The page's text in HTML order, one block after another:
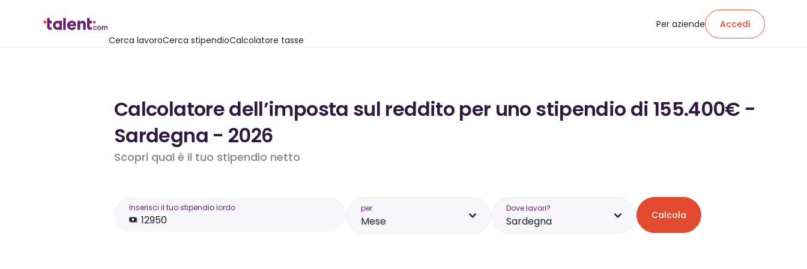
Cerca lavoroCerca stipendioCalcolatore tasse
Per aziende Accedi
Calcolatore dell’imposta sul reddito per uno stipendio di 155.400€ -
Sardegna - 2026
Scopri qual è il tuo stipendio netto
Inserisci il tuo stipendio lordo per
Mese
Dove lavori?
Sardegna Calcola